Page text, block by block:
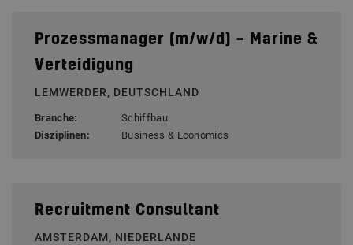
Prozessmanager (m/w/d) – Marine &
Verteidigung
LEMWERDER, DEUTSCHLAND
Branche:
Schiffbau
Disziplinen:
Business & Economics
Recruitment Consultant
AMSTERDAM, NIEDERLANDE